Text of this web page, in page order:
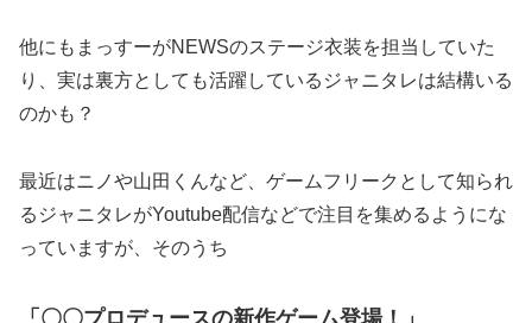
他にもまっすーがNEWSのステージ衣装を担当していた
り、実は裏方としても活躍しているジャニタレは結構いる
のかも？
最近はニノや山田くんなど、ゲームフリークとして知られ
るジャニタレがYoutube配信などで注目を集めるようにな
っていますが、そのうち
「〇〇プロデュースの新作ゲーム登場！」